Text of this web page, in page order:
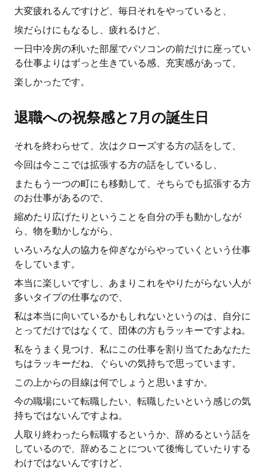
大変疲れるんですけど、毎日それをやっていると、
埃だらけにもなるし、疲れるけど、
一日中冷房の利いた部屋でパソコンの前だけに座ってい
る仕事よりはずっと生きている感、充実感があって、
楽しかったです。
退職への祝祭感と7月の誕生日
それを終わらせて、次はクローズする方の話をして、
今回は今ここでは拡張する方の話をしているし、
またもう一つの町にも移動して、そちらでも拡張する方
のお仕事があるので、
縮めたり広げたりということを自分の手も動かしなが
ら、物を動かしながら、
いろいろな人の協力を仰ぎながらやっていくという仕事
をしています。
本当に楽しいですし、あまりこれをやりたがらない人が
多いタイプの仕事なので、
私は本当に向いているかもしれないというのは、自分に
とってだけではなくて、団体の方もラッキーですよね。
私をうまく見つけ、私にこの仕事を割り当てたあなたた
ちはラッキーだね、ぐらいの気持ちで思っています。
この上からの目線は何でしょうと思いますか。
今の職場にいて転職したい、転職したいという感じの気
持ちではないんですよね。
人取り終わったら転職するというか、辞めるという話を
しているので、辞めることについて後悔していたりする
わけではないんですけど、